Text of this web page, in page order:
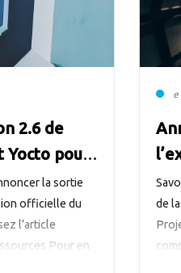
2.6 de
Yocto pour
la sortie
officielle du
l’article
Pour en
VS
de